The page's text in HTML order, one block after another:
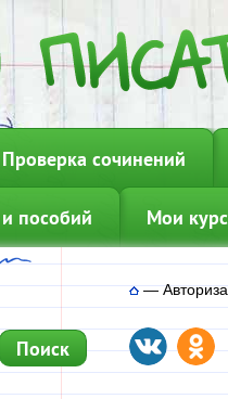
Проверка сочинений
пособий Мои
—